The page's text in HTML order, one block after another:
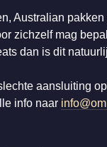
Australian
zichzelf mag
dan is dit
aansluiting
info naar